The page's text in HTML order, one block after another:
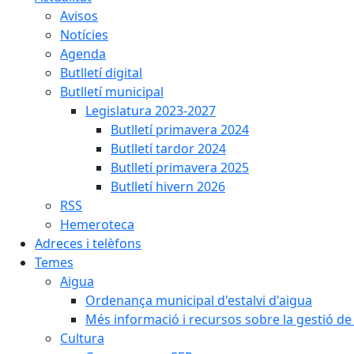
Avisos
Notícies
Agenda
Butlletí digital
Butlletí municipal
Legislatura 2023-2027
Butlletí primavera 2024
Butlletí tardor 2024
Butlletí primavera 2025
Butlletí hivern 2026
RSS
Hemeroteca
Adreces i telèfons
Temes
Aigua
Ordenança municipal d'estalvi d'aigua
Més informació i recursos sobre la gestió
Cultura